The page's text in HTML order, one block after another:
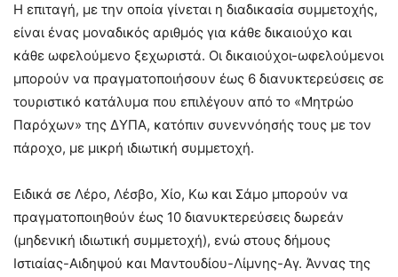
Η επιταγή, με την οποία γίνεται η διαδικασία συμμετοχής,
είναι ένας μοναδικός αριθμός για κάθε δικαιούχο και
κάθε ωφελούμενο ξεχωριστά. Οι δικαιούχοι-ωφελούμενοι
μπορούν να πραγματοποιήσουν έως 6 διανυκτερεύσεις σε
τουριστικό κατάλυμα που επιλέγουν από το «Μητρώο
Παρόχων» της ΔΥΠΑ, κατόπιν συνεννόησής τους με τον
πάροχο, με μικρή ιδιωτική συμμετοχή.
Ειδικά σε Λέρο, Λέσβο, Χίο, Κω και Σάμο μπορούν να
πραγματοποιηθούν έως 10 διανυκτερεύσεις δωρεάν
(μηδενική ιδιωτική συμμετοχή), ενώ στους δήμους
Ιστιαίας-Αιδηψού και Μαντουδίου-Λίμνης-Αγ. Άννας της